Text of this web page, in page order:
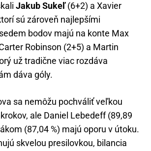
Jakub Sukeľ(6+2) a Xavier
sú zároveň najlepšími
bodov majú na konte Max
Robinson (2+5) a Martin
už tradične viac rozdáva
dáva góly.
sa nemôžu pochváliť veľkou
ale Daniel Lebedeff (89,89
(87,04 %) majú oporu v útoku.
skvelou presilovkou, bilancia